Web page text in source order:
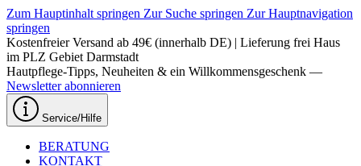
Zum Hauptinhalt springen Zur Suche springen Zur Hauptnavigation
springen
Kostenfreier Versand ab 49€ (innerhalb DE) | Lieferung frei Haus
im PLZ Gebiet Darmstadt
Hautpflege-Tipps, Neuheiten & ein Willkommensgeschenk —
Newsletter abonnieren
Service/Hilfe
BERATUNG
KONTAKT